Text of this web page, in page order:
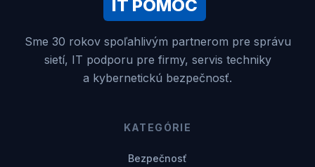
IT POMOC
Sme 30 rokov spoľahlivým partnerom pre správu
sietí, IT podporu pre firmy, servis techniky
a kybernetickú bezpečnosť.
KATEGÓRIE
Bezpečnosť